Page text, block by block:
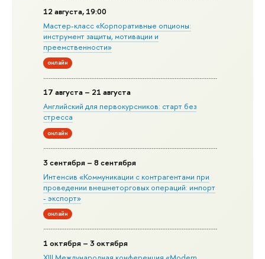
12 августа, 19:00
Мастер-класс «Корпоративные опционы:
инструмент защиты, мотивации и
преемственности»
онлайн
17 августа – 21 августа
Английский для первокурсников: старт без
стресса
онлайн
3 сентября – 8 сентября
Интенсив «Коммуникации с контрагентами при
проведении внешнеторговых операций: импорт
- экспорт»
онлайн
1 октября – 3 октября